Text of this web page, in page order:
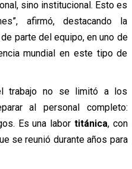
sino institucional. Esto es
afirmó, destacando la
de parte del equipo, en uno de
mundial en este tipo de
trabajo no se limitó a los
al personal completo:
Es una labor titánica, con
se reunió durante años para